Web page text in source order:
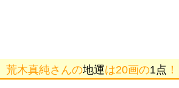
荒木真純さんの地運は20画の1点 ！